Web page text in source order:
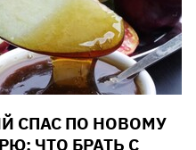
СПАС ПО НОВОМУ
ЧТО БРАТЬ С